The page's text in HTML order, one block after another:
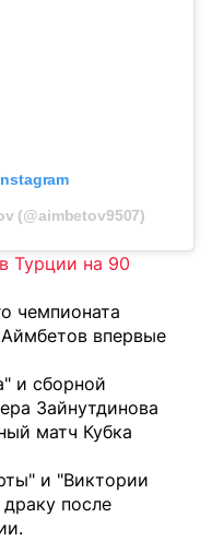
(@aimbetov9507)
Турции на 90
чемпионата
впервые
и сборной
Зайнутдинова
матч Кубка
и "Виктории
после